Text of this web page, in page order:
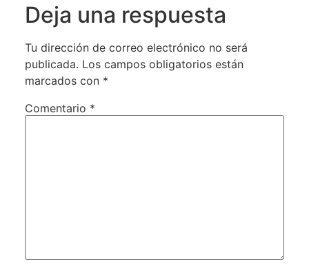
Deja una respuesta
Tu dirección de correo electrónico no será
publicada. Los campos obligatorios están
marcados con *
Comentario *